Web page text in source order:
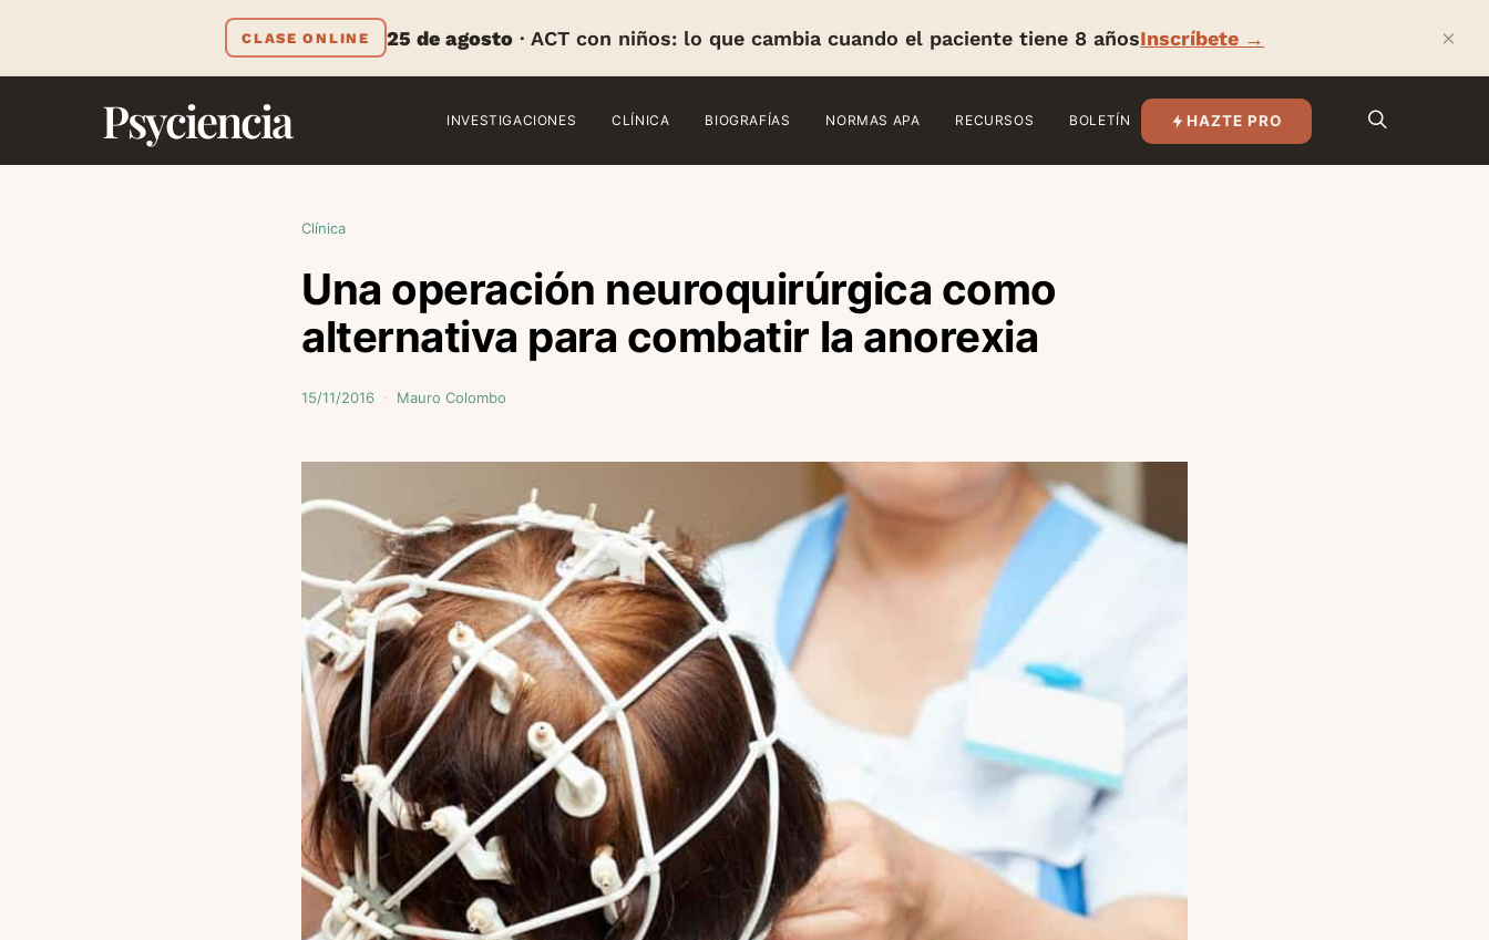
CLASE ONLINE 25 de agosto · ACT con niños: lo que cambia cuando el paciente tiene 8 añosInscríbete → ×
Psyciencia INVESTIGACIONES CLÍNICA BIOGRAFÍAS NORMAS APA RECURSOS BOLETÍN HAZTE PRO
Clínica
Una operación neuroquirúrgica como
alternativa para combatir la anorexia
15/11/2016 Mauro Colombo